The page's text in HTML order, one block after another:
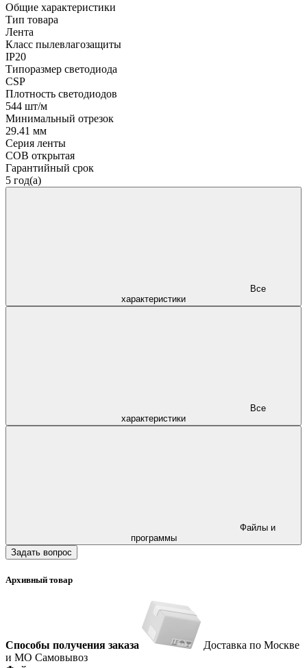
Общие характеристики
Тип товара
Лента
Класс пылевлагозащиты
IP20
Типоразмер светодиода
CSP
Плотность светодиодов
544 шт/м
Минимальный отрезок
29.41 мм
Серия ленты
COB открытая
Гарантийный срок
5 год(а)
характеристики
характеристики
программы
Задать вопрос
Архивный товар
Способы получения заказа
Доставка по Москве
и МО Самовывоз